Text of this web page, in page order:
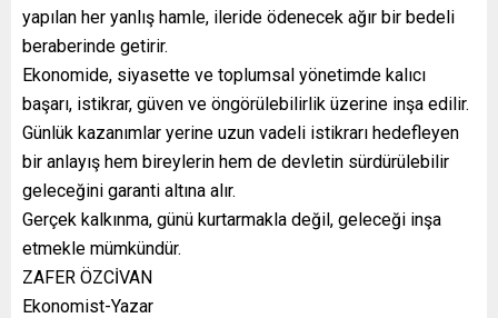
yapılan her yanlış hamle, ileride ödenecek ağır bir bedeli
beraberinde getirir.
Ekonomide, siyasette ve toplumsal yönetimde kalıcı
başarı, istikrar, güven ve öngörülebilirlik üzerine inşa edilir.
Günlük kazanımlar yerine uzun vadeli istikrarı hedefleyen
bir anlayış hem bireylerin hem de devletin sürdürülebilir
geleceğini garanti altına alır.
Gerçek kalkınma, günü kurtarmakla değil, geleceği inşa
etmekle mümkündür.
ZAFER ÖZCİVAN
Ekonomist-Yazar